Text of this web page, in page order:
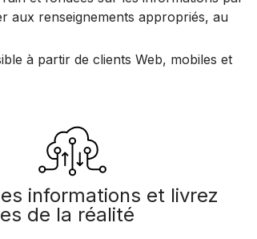
aux renseignements appropriés, au
à partir de clients Web, mobiles et
informations et livrez
de la réalité